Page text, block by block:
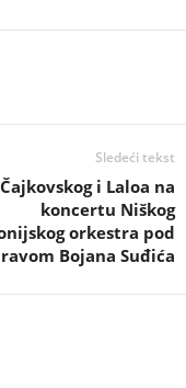
Sledeći tekst
i Laloa na
koncertu Niškog
orkestra pod
Bojana Suđića